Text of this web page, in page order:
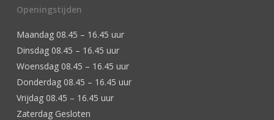
Openingstijden
Maandag 08.45 – 16.45 uur
Dinsdag 08.45 – 16.45 uur
Woensdag 08.45 – 16.45 uur
Donderdag 08.45 – 16.45 uur
Vrijdag 08.45 – 16.45 uur
Zaterdag Gesloten